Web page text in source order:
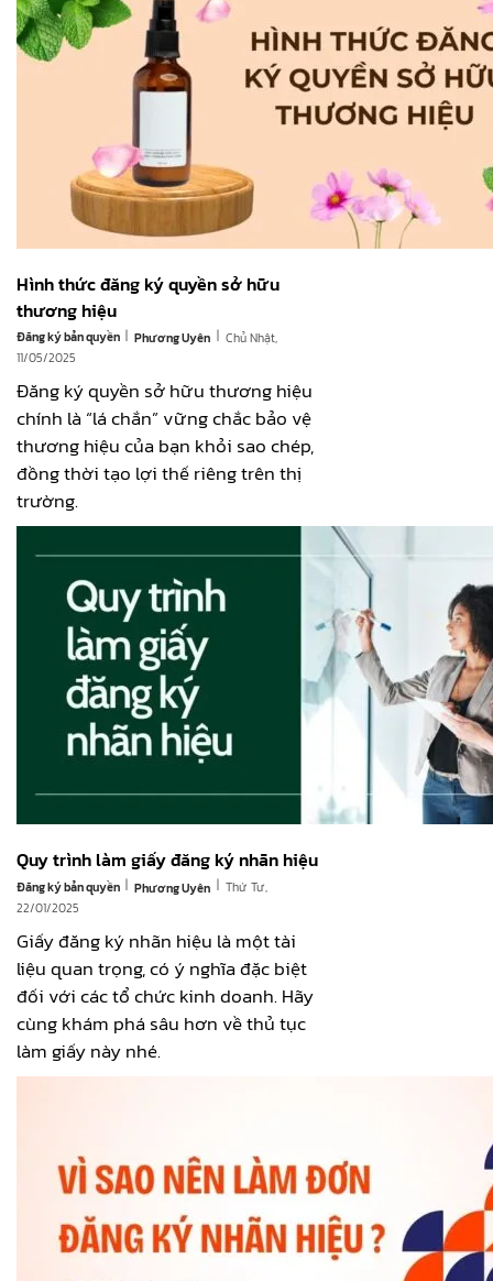
Hình thức đăng ký quyền sở hữu
thương hiệu
Đăng ký bản quyền | Phương Uyên | Chủ Nhật,
11/05/2025
Đăng ký quyền sở hữu thương hiệu
chính là “lá chắn” vững chắc bảo vệ
thương hiệu của bạn khỏi sao chép,
đồng thời tạo lợi thế riêng trên thị
trường.
Quy trình làm giấy đăng ký nhãn hiệu
Đăng ký bản quyền | Phương Uyên | Thứ Tư,
22/01/2025
Giấy đăng ký nhãn hiệu là một tài
liệu quan trọng, có ý nghĩa đặc biệt
đối với các tổ chức kinh doanh. Hãy
cùng khám phá sâu hơn về thủ tục
làm giấy này nhé.